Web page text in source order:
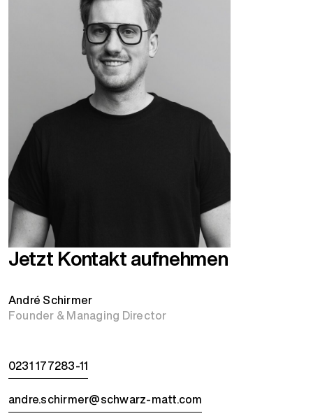
Jetzt Kontakt aufnehmen
André Schirmer
Founder & Managing Director
0231 177283-11
andre.schirmer@schwarz-matt.com